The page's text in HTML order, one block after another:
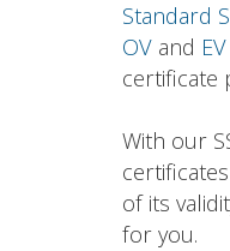
Standard
OV and
certificate
With our
of its
for you.